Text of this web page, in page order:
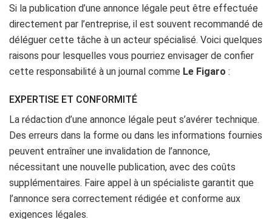
Si la publication d’une annonce légale peut être effectuée
directement par l’entreprise, il est souvent recommandé de
déléguer cette tâche à un acteur spécialisé. Voici quelques
raisons pour lesquelles vous pourriez envisager de confier
cette responsabilité à un journal comme Le Figaro :
EXPERTISE ET CONFORMITÉ
La rédaction d’une annonce légale peut s’avérer technique.
Des erreurs dans la forme ou dans les informations fournies
peuvent entraîner une invalidation de l’annonce,
nécessitant une nouvelle publication, avec des coûts
supplémentaires. Faire appel à un spécialiste garantit que
l’annonce sera correctement rédigée et conforme aux
exigences légales.